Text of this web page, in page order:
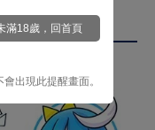
滿18歲，回首頁
出現此提醒畫面。